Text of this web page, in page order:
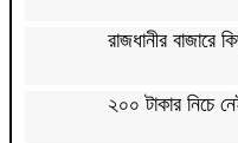
রাজধানীর বাজারে
২০০ টাকার নিচে